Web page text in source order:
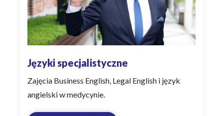
Języki specjalistyczne
Zajęcia Business English, Legal English i język
angielski w medycynie.